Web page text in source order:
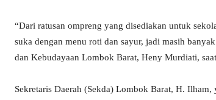
“Dari ratusan ompreng yang disediakan untuk
suka dengan menu roti dan sayur, jadi masih
dan Kebudayaan Lombok Barat, Heny Murdiati,
Sekretaris Daerah (Sekda) Lombok Barat, H.